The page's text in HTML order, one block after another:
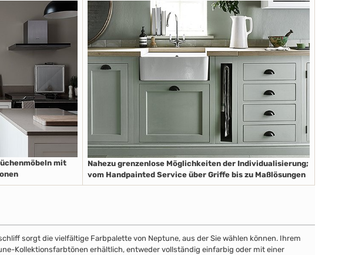
mit
Nahezu grenzenlose Möglichkeiten der Individualisierung;
vom Handpainted Service über Griffe bis zu Maßlösungen
sorgt die vielfältige Farbpalette von Neptune, aus der Sie wählen können. Ihrem
Kollektionsfarbtönen erhältlich, entweder vollständig einfarbig oder mit einer